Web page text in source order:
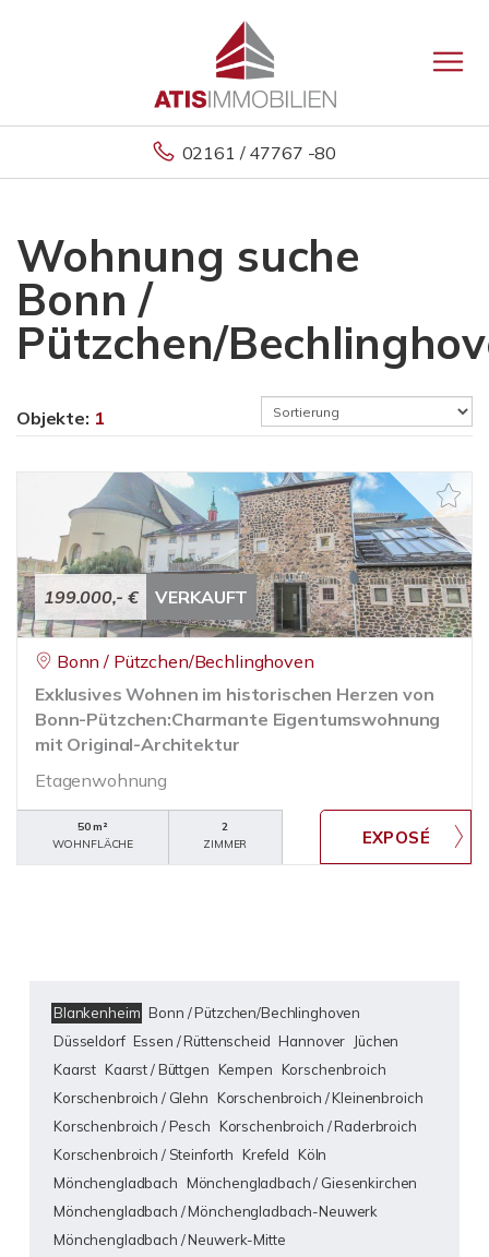
02161 / 47767 -80
Wohnung suche
Bonn /
Pützchen/
Objekte: 1
199.000,- € VERKAUFT
Bonn / Pützchen/Bechlinghoven
Exklusives Wohnen im historischen Herzen von
Bonn-Pützchen:Charmante Eigentumswohnung
mit Original-Architektur
Etagenwohnung
50 m²
WOHNFLÄCHE
2
ZIMMER
Blankenheim Bonn / Pützchen/Bechlinghoven
Düsseldorf Essen / Rüttenscheid Hannover Jüchen
Kaarst Kaarst / Büttgen Kempen Korschenbroich
Korschenbroich / Glehn Korschenbroich / Kleinenbroich
Korschenbroich / Pesch Korschenbroich / Raderbroich
Korschenbroich / Steinforth Krefeld Köln
Mönchengladbach Mönchengladbach / Giesenkirchen
Mönchengladbach / Mönchengladbach-Neuwerk
Mönchengladbach / Neuwerk-Mitte